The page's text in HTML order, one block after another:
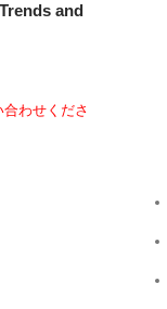
and
わせくださ